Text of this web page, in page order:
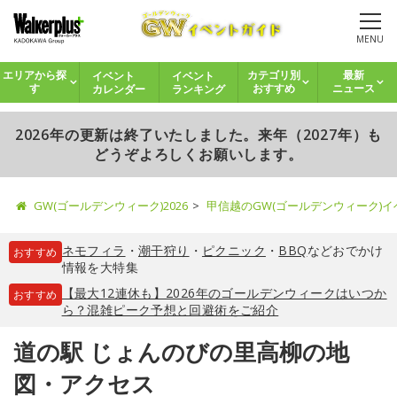
MENU
エリアから探
す
イベント
カレンダー
イベント
ランキング
カテゴリ別
おすすめ
最新
ニュース
2026年の更新は終了いたしました。来年（2027年）も
どうぞよろしくお願いします。
GW(ゴールデンウィーク)2026 甲信越のGW(ゴールデンウィーク)
おすすめ ネモフィラ ・ 潮干狩り ・ ピクニック ・ BBQなどおでかけ
情報を大特集
おすすめ
【最大12連休も】2026年のゴールデンウィークはいつか
ら？混雑ピーク予想と回避術をご紹介
道の駅 じょんのびの里高柳の地
図・アクセス